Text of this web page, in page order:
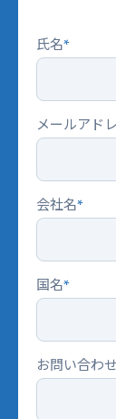
氏名*
メールアド
会社名*
国名*
お問い合わ